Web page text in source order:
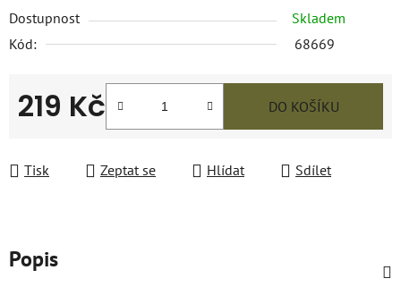
Dostupnost
Skladem
Kód:
68669
219 Kč DO KOŠÍKU
Tisk Zeptat se Hlídat Sdílet
Popis